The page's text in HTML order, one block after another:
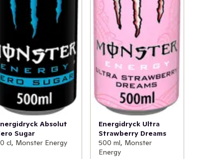
Absolut
Sugar
cl, Monster Energy
Energidryck Ultra
Strawberry Dreams
500 ml, Monster
Energy